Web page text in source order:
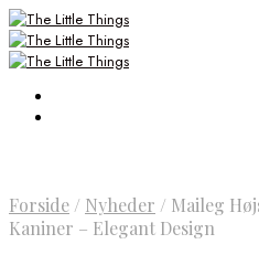
Forside / Nyheder / Maileg
Kaniner – Elegant Design